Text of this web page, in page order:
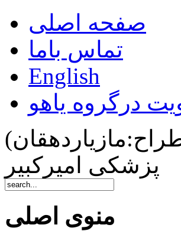
صفحه اصلی
تماس باما
English
درگروه یاهو
(طراح:مازیاردهقان) MITAUTمهندسی فناوری اطلاعات
پزشکی امیرکبیر
منوی اصلی